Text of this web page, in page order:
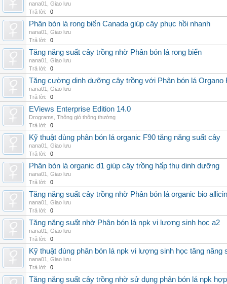
nana01
Giao lưu
Trả lời:
0
Phân bón lá rong biển Canada giúp cây phục hồi nhanh
nana01
Giao lưu
Trả lời:
0
Tăng năng suất cây trồng nhờ Phân bón lá rong biển
nana01
Giao lưu
Trả lời:
0
Tăng cường dinh dưỡng cây trồng với Phân bón lá Organo
nana01
Giao lưu
Trả lời:
0
EViews Enterprise Edition 14.0
Drograms Thông gió thông thường
Trả lời:
0
Kỹ thuật dùng phân bón lá organic F90 tăng năng suất cây
nana01
Giao lưu
Trả lời:
0
Phân bón lá organic d1 giúp cây trồng hấp thụ dinh dưỡng
nana01
Giao lưu
Trả lời:
0
Tăng năng suất cây trồng nhờ Phân bón lá organic bio allicin
nana01
Giao lưu
Trả lời:
0
Tăng năng suất nhờ Phân bón lá npk vi lượng sinh học a2
nana01
Giao lưu
Trả lời:
0
Kỹ thuật dùng phân bón lá npk vi lượng sinh học tăng năng
nana01
Giao lưu
Trả lời:
0
Tăng năng suất cây trồng nhờ sử dụng phân bón lá npk